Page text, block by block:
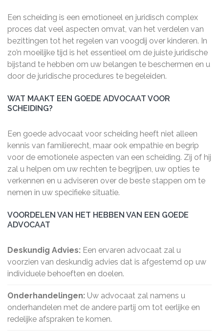
Een scheiding is een emotioneel en juridisch complex
proces dat veel aspecten omvat, van het verdelen van
bezittingen tot het regelen van voogdij over kinderen. In
zo’n moeilijke tijd is het essentieel om de juiste juridische
bijstand te hebben om uw belangen te beschermen en u
door de juridische procedures te begeleiden.
WAT MAAKT EEN GOEDE ADVOCAAT VOOR
SCHEIDING?
Een goede advocaat voor scheiding heeft niet alleen
kennis van familierecht, maar ook empathie en begrip
voor de emotionele aspecten van een scheiding. Zij of hij
zal u helpen om uw rechten te begrijpen, uw opties te
verkennen en u adviseren over de beste stappen om te
nemen in uw specifieke situatie.
VOORDELEN VAN HET HEBBEN VAN EEN GOEDE
ADVOCAAT
Deskundig Advies: Een ervaren advocaat zal u
voorzien van deskundig advies dat is afgestemd op uw
individuele behoeften en doelen.
Onderhandelingen: Uw advocaat zal namens u
onderhandelen met de andere partij om tot eerlijke en
redelijke afspraken te komen.